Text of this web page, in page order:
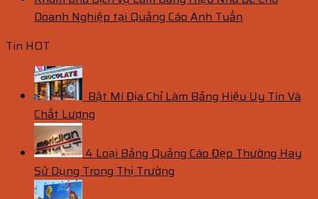
Doanh Nghiệp tại Quảng Cáo Anh Tuấn
Tin HOT
Bật Mí Địa Chỉ Làm Bảng Hiệu Uy Tín Và
Chất Lượng
4 Loại Bảng Quảng Cáo Đẹp Thường Hay
Sử Dụng Trong Thị Trường